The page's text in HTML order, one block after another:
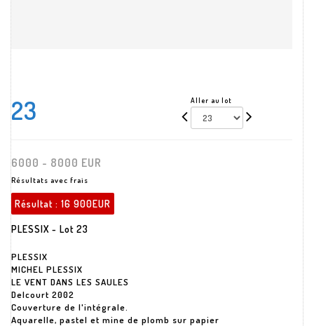
23 Aller au lot
6000 - 8000 EUR
Résultats avec frais
Résultat : 16 900EUR
PLESSIX - Lot 23
PLESSIX
MICHEL PLESSIX
LE VENT DANS LES SAULES
Delcourt 2002
Couverture de l'intégrale.
Aquarelle, pastel et mine de plomb sur papier